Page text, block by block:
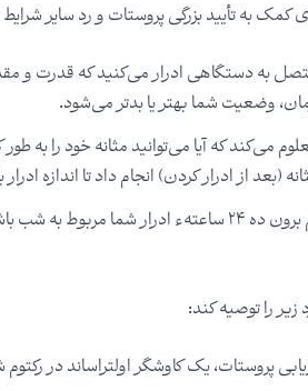
به تأیید بزرگی پروستات و رد سایر شرایط
به دستگاهی ادرار می‌کنید که قدرت و
وضعیت شما بهتر یا بدتر می‌شود.
می‌کند که آیا می‌توانید مثانه خود را به
(بعد از ادرار کردن) انجام داد تا اندازه
اگر بیش از یک سوم برون ده ۲۴ ساعتهء ادرار
را توصیه کند:
پروستات، یک کاوشگر اولتراساند در